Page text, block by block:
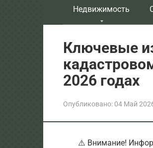
Недвижимость
Ключевые
2026 годах
Опубликовано: 04 Май
⚠️ Внимание!